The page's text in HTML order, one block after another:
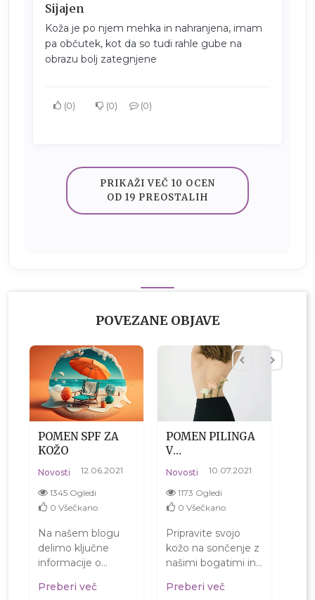
Sijajen
Koža je po njem mehka in nahranjena, imam
pa občutek, kot da so tudi rahle gube na
obrazu bolj zategnjene
0 0 0
PRIKAŽI VEČ 10 OCEN
OD 19 PREOSTALIH
POVEZANE OBJAVE
POMEN SPF ZA
KOŽO
Novosti 12.06.2021
1345 Ogledi
0 Všečkano
Na našem blogu
delimo ključne
informacije o
zaščite pred
Preberi več
POMEN PILINGA
V
SPOMLADANSKI
NEGI ZA
PRIPRAVO NA
SONCE
Novosti 10.07.2021
1173 Ogledi
0 Všečkano
Pripravite svojo
kožo na sončenje z
našimi bogatimi in
odstranjujejo
Preberi več